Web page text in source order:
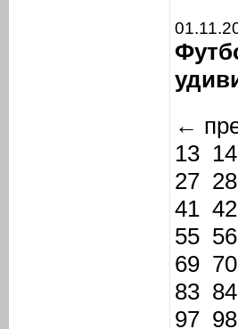
←
13 14
27 28
41 42
55 56
69 70
83 84
97 98